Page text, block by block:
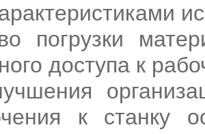
погрузки
доступа к
к станку